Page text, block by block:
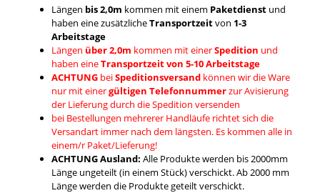
Längen bis 2,0m kommen mit einem Paketdienstund
haben eine zusätzlicheTransportzeitvon 1-3
Arbeitstage
Längen über 2,0m kommen mit einerSpedition und
haben eineTransportzeit von 5-10 Arbeitstage
ACHTUNGbeiSpeditionsversandkönnen wir die Ware
nur mit einergültigen Telefonnummerzur Avisierung
der Lieferung durch die Spedition versenden
bei Bestellungen mehrerer Handläufe richtet sich die
Versandart immer nach dem längsten. Es kommen alle in
einem/r Paket/Lieferung!
ACHTUNG Ausland: Alle Produkte werden bis 2000mm
Länge ungeteilt (in einem Stück) verschickt. Ab 2000 mm
Länge werden die Produkte geteilt verschickt.